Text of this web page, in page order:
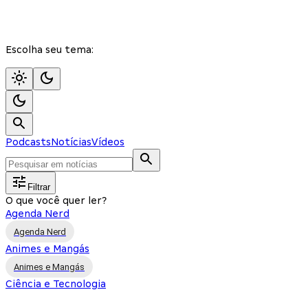
Escolha seu tema:
PodcastsNotíciasVídeos
Filtrar
O que você quer ler?
Agenda Nerd
Agenda Nerd
Animes e Mangás
Animes e Mangás
Ciência e Tecnologia